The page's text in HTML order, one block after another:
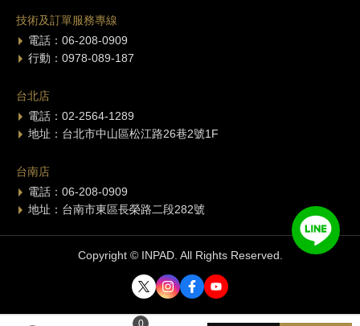
0
技術及訂單服務專線
電話：06-208-0909
行動：0978-089-187
台北店
電話：02-2564-1289
地址：台北市中山區松江路26巷2號1F
台南店
電話：06-208-0909
地址：台南市東區長榮路二段282號
Copyright © INPAD. All Rights Reserved.
0